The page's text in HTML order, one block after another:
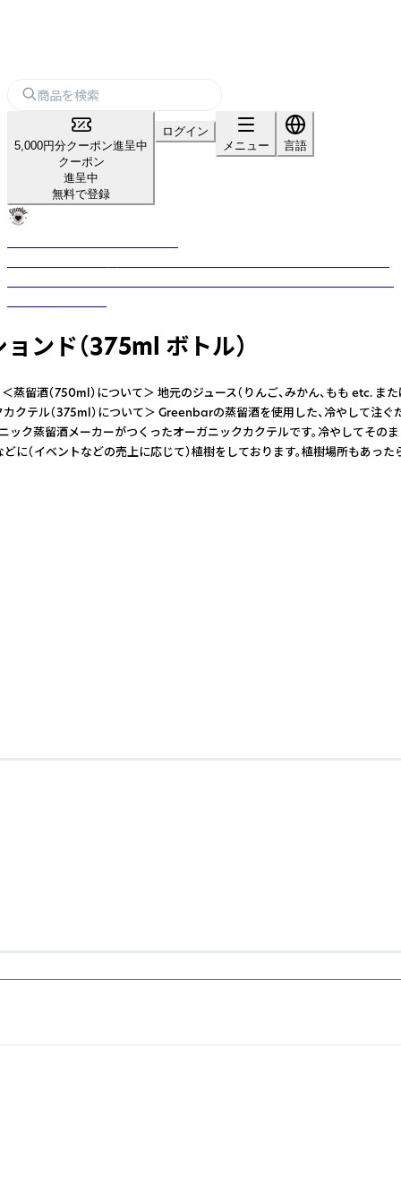
5,000円分クーポン進呈中
クーポン
進呈中
無料で登録
ログイン
メニュー
言語
ンド（375ml ボトル）
）について＞ 地元のジュース（りんご、みかん、もも etc.
ル（375ml）について＞ Greenbarの蒸留酒を使用した、冷やし
酒メーカーがつくったオーガニックカクテルです。冷やしてそ
イベントなどの売上に応じて）植樹をしております。植樹場所も